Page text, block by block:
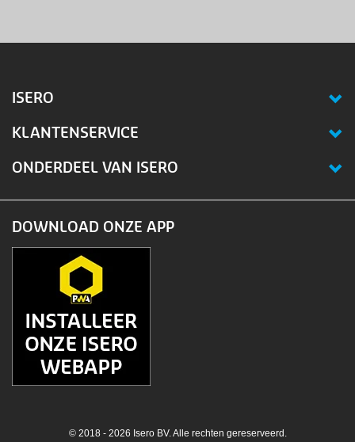
ISERO
KLANTENSERVICE
ONDERDEEL VAN ISERO
DOWNLOAD ONZE APP
© 2018 - 2026 Isero BV. Alle rechten gereserveerd.